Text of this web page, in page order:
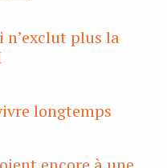
plus la
longtemps